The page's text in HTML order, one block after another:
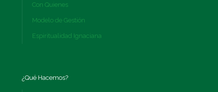
Con Quienes
Modelo de Gestión
Espiritualidad Ignaciana
¿Qué Hacemos?